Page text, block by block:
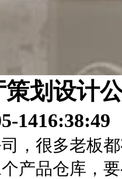
划设计
1416:38:49
，很多老板
产品仓库，